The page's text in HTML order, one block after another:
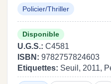
Policier/Thriller
Disponible
U.G.S.: C4581
ISBN: 9782757824603
Etiquettes: Seuil, 2011,